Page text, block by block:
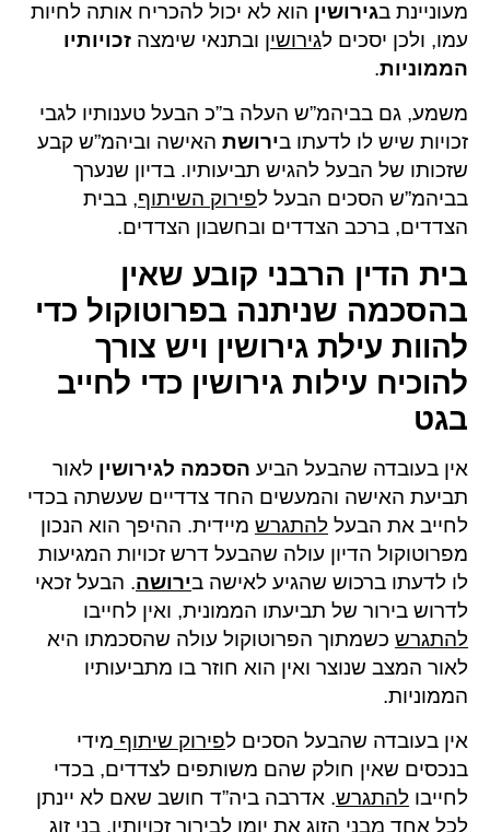
מעוניינת בגירושין הוא לא יכול להכריח אותה לחיות
עמו, ולכן יסכים לגירושין ובתנאי שימצה זכויותיו
הממוניות.
משמע, גם בביהמ”ש העלה ב”כ הבעל טענותיו לגבי
זכויות שיש לו לדעתו בירושת האישה וביהמ”ש קבע
שזכותו של הבעל להגיש תביעותיו. בדיון שנערך
בביהמ”ש הסכים הבעל לפירוק השיתוף, בבית
הצדדים, ברכב הצדדים ובחשבון הצדדים.
בית הדין הרבני קובע שאין
בהסכמה שניתנה בפרוטוקול כדי
להוות עילת גירושין ויש צורך
להוכיח עילות גירושין כדי לחייב
בגט
אין בעובדה שהבעל הביע הסכמה לגירושין לאור
תביעת האישה והמעשים החד צדדיים שעשתה בכדי
לחייב את הבעל להתגרש מיידית. ההיפך הוא הנכון
מפרוטוקול הדיון עולה שהבעל דרש זכויות המגיעות
לו לדעתו ברכוש שהגיע לאישה בירושה. הבעל זכאי
לדרוש בירור של תביעתו הממונית, ואין לחייבו
להתגרש כשמתוך הפרוטוקול עולה שהסכמתו היא
לאור המצב שנוצר ואין הוא חוזר בו מתביעותיו
הממוניות.
אין בעובדה שהבעל הסכים לפירוק שיתוף מידי
בנכסים שאין חולק שהם משותפים לצדדים, בכדי
לחייבו להתגרש. אדרבה ביה”ד חושב שאם לא יינתן
לכל אחד מבני הזוג את יומו לבירור זכויותיו, בני זוג